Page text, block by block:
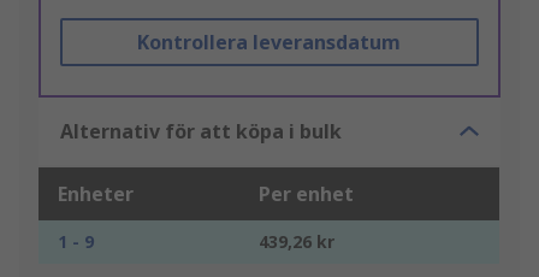
Kontrollera leveransdatum
Alternativ för att köpa i bulk
Enheter Per enhet
1 - 9
439,26 kr